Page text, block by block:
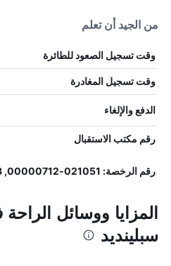
من الجيد أن تعلم
وقت تسجيل الصعود للطائرة
وقت تسجيل المغادرة
الدفع والإلغاء
رقم مكتب الاستقبال
رقم الرخصة: 021051-00000712, IT021051A13D7EIOF3
المزايا ووسائل
سبلينديد